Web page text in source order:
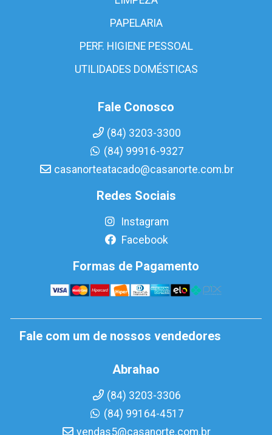
PAPELARIA
PERF. HIGIENE PESSOAL
UTILIDADES DOMÉSTICAS
Fale Conosco
(84) 3203-3300
(84) 99916-9327
casanorteatacado@casanorte.com.br
Redes Sociais
Instagram
Facebook
Formas de Pagamento
Fale com um de nossos vendedores
Abrahao
(84) 3203-3306
(84) 99164-4517
vendas5@casanorte.com.br